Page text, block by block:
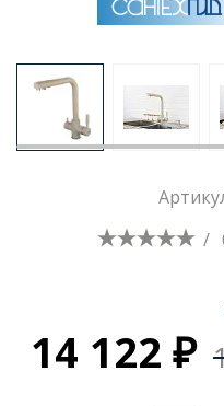
Душевые
Трапы для
/
14 122 ₽